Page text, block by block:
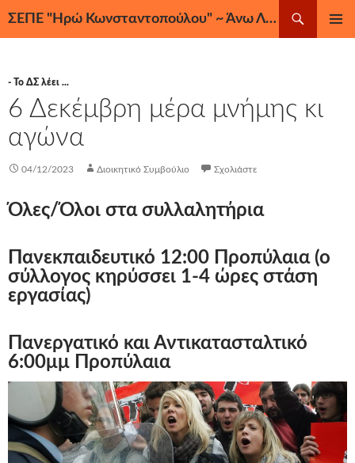
ΣΕΠΕ "Ηρώ Κωνσταντοπούλου" ~ Άνω Λιόσια, Ζεφύρι, Φυλή
- Το ΔΣ λέει ...
6 Δεκέμβρη μέρα μνήμης κι
αγώνα
04/12/2023 Διοικητικό Συμβούλιο Σχολιάστε
Όλες/Όλοι στα συλλαλητήρια
Πανεκπαιδευτικό 12:00 Προπύλαια (ο
σύλλογος κηρύσσει 1-4 ώρες στάση
εργασίας)
Πανεργατικό και Αντικατασταλτικό
6:00μμ Προπύλαια